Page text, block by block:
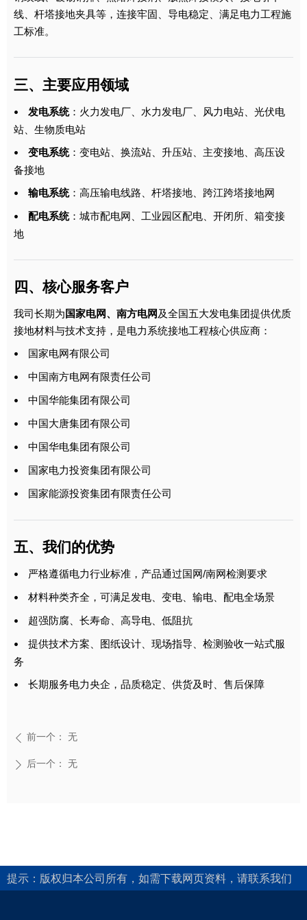
线、杆塔接地夹具等，连接牢固、导电稳定、满足电力工程施
工标准。
三、主要应用领域
• 发电系统：火力发电厂、水力发电厂、风力电站、光伏电
站、生物质电站
• 变电系统：变电站、换流站、升压站、主变接地、高压设
备接地
• 输电系统：高压输电线路、杆塔接地、跨江跨塔接地网
• 配电系统：城市配电网、工业园区配电、开闭所、箱变接
地
四、核心服务客户
我司长期为 国家电网、南方电网及全国五大发电集团提供优质
接地材料与技术支持，是电力系统接地工程核心供应商：
• 国家电网有限公司
• 中国南方电网有限责任公司
• 中国华能集团有限公司
• 中国大唐集团有限公司
• 中国华电集团有限公司
• 国家电力投资集团有限公司
• 国家能源投资集团有限责任公司
五、我们的优势
• 严格遵循电力行业标准，产品通过国网/南网检测要求
• 材料种类齐全，可满足发电、变电、输电、配电全场景
• 超强防腐、长寿命、高导电、低阻抗
•
提供技术方案、图纸设计、现场指导、检测验收一站式服
务
• 长期服务电力央企，品质稳定、供货及时、售后保障
ꄴ 前一个： 无
ꄲ 后一个： 无
提示：版权归本公司所有，如需下载网页资料，请联系我们